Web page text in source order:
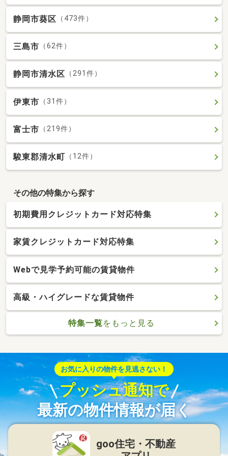
静岡市葵区 （473件）
三島市 （62件）
静岡市清水区 （291件）
伊東市 （31件）
富士市 （219件）
駿東郡清水町 （12件）
その他の特集から探す
初期費用クレジットカード対応特集
家賃クレジットカード対応特集
Webで見学予約可能の賃貸物件
高級・ハイグレードな賃貸物件
特集一覧をもっと見る
お気に入りの物件を見逃さない！
プッシュ通知で
最新の物件情報が届く
goo住宅・不動産